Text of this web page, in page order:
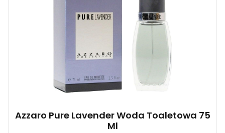
Azzaro Pure Lavender Woda Toaletowa 75
Ml